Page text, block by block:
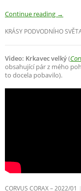
Continue reading →
KRÁSY PODVODNÍHO
Video: Krkavec velký(
obsahující pár z mého
to docela pobavilo).
CORVUS CORAX – 2022/01